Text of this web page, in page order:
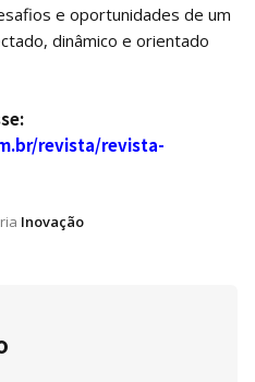
e oportunidades de um
dinâmico e orientado
revista/revista-
Inovação